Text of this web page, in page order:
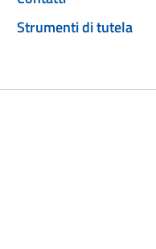
Strumenti di tutela